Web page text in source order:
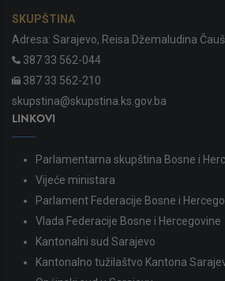
SKUPŠTINA
Adresa: Sarajevo, Reisa Džemaludina
387 33 562-044
387 33 562-210
skupstina@skupstina.ks.gov.ba
LINKOVI
Parlamentarna skupština Bosne i
Vijeće ministara
Parlament Federacije Bosne i
Vlada Federacije Bosne i Hercegovine
Kantonalni sud Sarajevo
Kantonalno tužilaštvo Kantona